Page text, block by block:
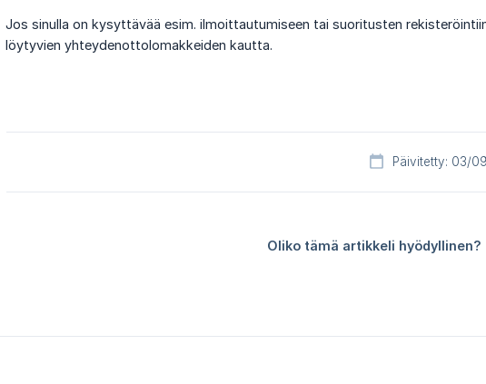
Jos sinulla on kysyttävää esim. ilmoittautumiseen tai suoritusten
löytyvien yhteydenottolomakkeiden kautta.
Päivitetty: 03/
Oliko tämä artikkeli hyödyllinen?